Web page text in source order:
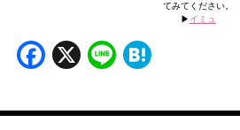
てみてください。
▶︎ イミュ
Facebook
X Line